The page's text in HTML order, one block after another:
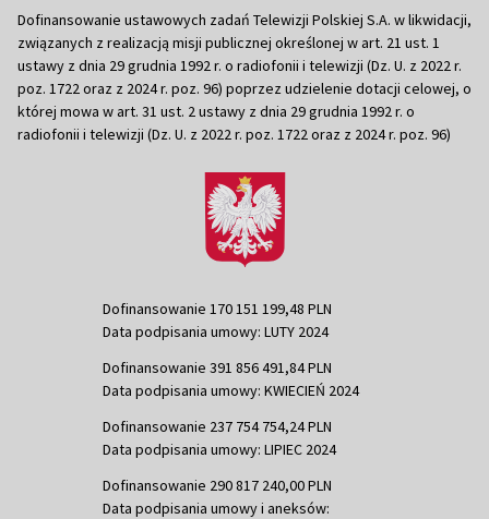
Dofinansowanie ustawowych zadań Telewizji Polskiej S.A. w likwidacji,
związanych z realizacją misji publicznej określonej w art. 21 ust. 1
ustawy z dnia 29 grudnia 1992 r. o radiofonii i telewizji (Dz. U. z 2022 r.
poz. 1722 oraz z 2024 r. poz. 96) poprzez udzielenie dotacji celowej, o
której mowa w art. 31 ust. 2 ustawy z dnia 29 grudnia 1992 r. o
radiofonii i telewizji (Dz. U. z 2022 r. poz. 1722 oraz z 2024 r. poz. 96)
Dofinansowanie 170 151 199,48 PLN
Data podpisania umowy: LUTY 2024
Dofinansowanie 391 856 491,84 PLN
Data podpisania umowy: KWIECIEŃ 2024
Dofinansowanie 237 754 754,24 PLN
Data podpisania umowy: LIPIEC 2024
Dofinansowanie 290 817 240,00 PLN
Data podpisania umowy i aneksów: